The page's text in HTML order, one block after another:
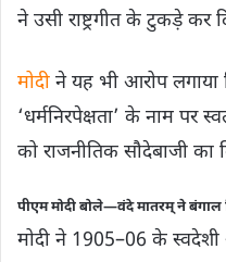
ने उसी राष्ट्रगीत के टुकड़े कर
मोदी ने यह भी आरोप लगाया
‘धर्मनिरपेक्षता’ के नाम पर
को राजनीतिक सौदेबाजी का
पीएम मोदी बोले—वंदे मातरम् ने
मोदी ने 1905–06 के